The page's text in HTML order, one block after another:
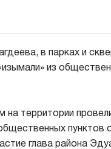
в парках и
из
на территории
пунктов
глава района